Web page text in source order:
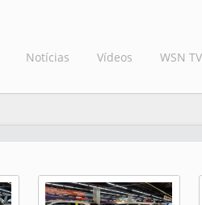
Notícias Vídeos WSN